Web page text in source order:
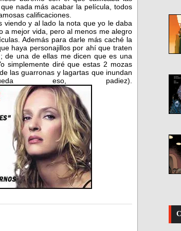
nada más acabar la película, todos
calificaciones.
viendo y al lado la nota que yo le daba
a mejor vida, pero al menos me alegro
Además para darle más caché la
haya personajillos por ahí que traten
de una de ellas me dicen que es una
simplemente diré que estas 2 mozas
las guarronas y lagartas que inundan
eso, padiez).